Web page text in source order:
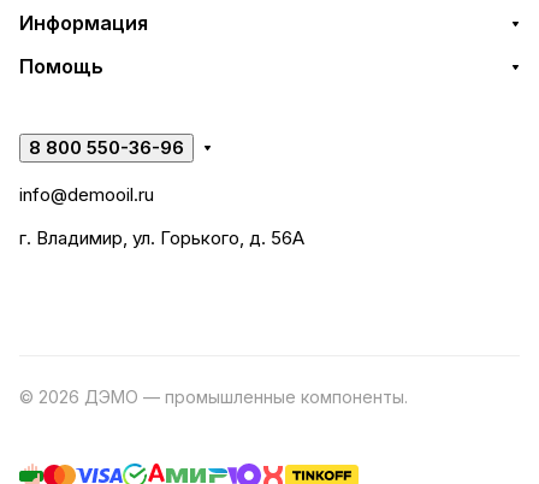
Информация
Помощь
8 800 550-36-96
info@demooil.ru
г. Владимир, ул. Горького, д. 56А
© 2026 ДЭМО — промышленные компоненты.